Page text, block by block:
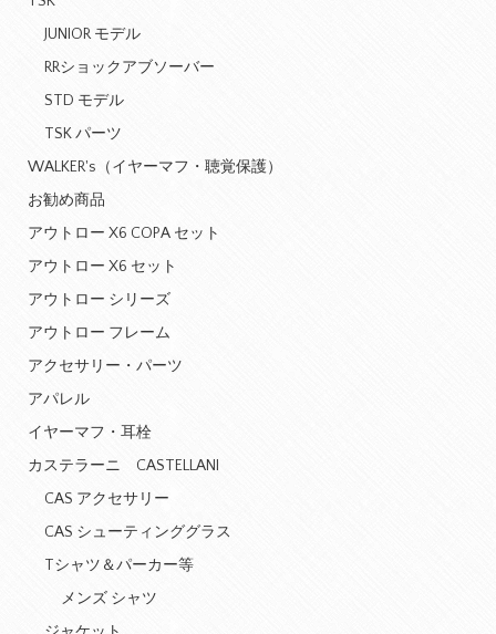
JUNIOR モデル
RRショックアブソーバー
STD モデル
TSK パーツ
WALKER's（イヤーマフ・聴覚保護）
お勧め商品
アウトロー X6 COPA セット
アウトロー X6 セット
アウトロー シリーズ
アウトロー フレーム
アクセサリー・パーツ
アパレル
イヤーマフ・耳栓
カステラーニ CASTELLANI
CAS アクセサリー
CAS シューティンググラス
Tシャツ＆パーカー等
メンズ シャツ